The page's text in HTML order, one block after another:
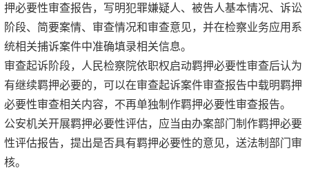
押必要性审查报告，写明犯罪嫌疑人、被告人基本情况、诉讼
阶段、简要案情、审查情况和审查意见，并在检察业务应用系
统相关捕诉案件中准确填录相关信息。
审查起诉阶段，人民检察院依职权启动羁押必要性审查后认为
有继续羁押必要的，可以在审查起诉案件审查报告中载明羁押
必要性审查相关内容，不再单独制作羁押必要性审查报告。
公安机关开展羁押必要性评估，应当由办案部门制作羁押必要
性评估报告，提出是否具有羁押必要性的意见，送法制部门审
核。